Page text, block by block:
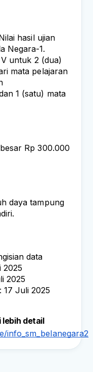
hasil ujian
Negara-1.
untuk 2 (dua)
mata pelajaran
1 (satu) mata
Rp 300.000
daya tampung
data
2025
2025
17 Juli 2025
lebih detail
info_sm_belanegara2